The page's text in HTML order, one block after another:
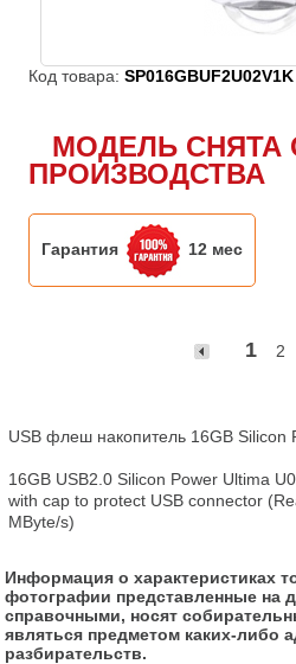
Код товара:SP016GBUF2U02V1K
МОДЕЛЬ СНЯТА
ПРОИЗВОДСТВА
Гарантия 12 мес
1 2
USB флеш накопитель 16GB Silicon
16GB USB2.0 Silicon Power Ultima
with cap to protect USB connector
MByte/s)
Информация о характеристиках
фотографии представленные на
справочными, носят
являться предметом каких-либо
разбирательств.